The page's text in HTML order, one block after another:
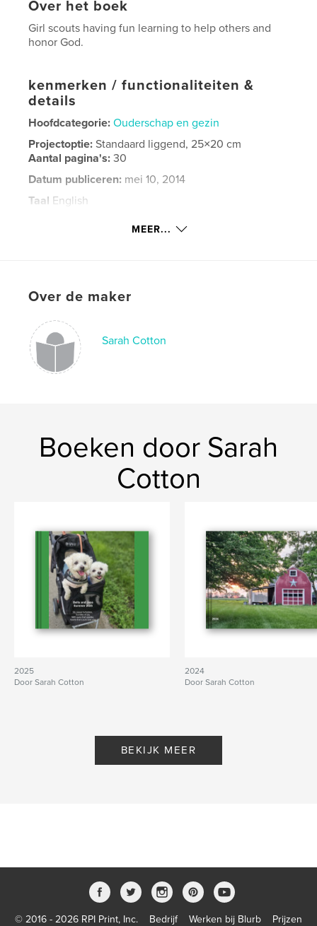
Over het boek
Girl scouts having fun learning to help others and
honor God.
kenmerken / functionaliteiten &
details
Hoofdcategorie: Ouderschap en gezin
Projectoptie:Standaard liggend, 25×20 cm
Aantal pagina's:30
Datum publiceren: mei 10, 2014
Taal English
MEER...
Over de maker
Sarah Cotton
Boeken door Sarah
Cotton
2025
Door Sarah Cotton
2024
Door Sarah Cotton
BEKIJK MEER
© 2016 - 2026 RPI Print, Inc. Bedrijf Werken bij Blurb Prijzen